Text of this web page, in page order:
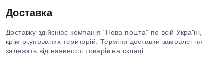
Доставка
Доставку здійснює компанія "Нова пошта" по всій Україні,
крім окупованих територій. Терміни доставки замовлення
залежать від наявності товарів на складі.